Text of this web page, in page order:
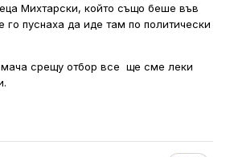
Михтарски, който също беше във
пуснаха да иде там по политически
срещу отбор все ще сме леки